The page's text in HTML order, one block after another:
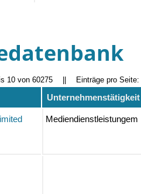
10 von 60275 Einträge pro Seite:
Unternehmenstätigkeit
Mediendienstleistungem